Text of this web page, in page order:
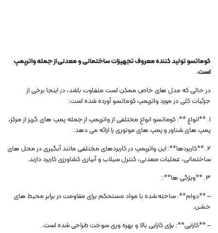
کوماتسو تولید کننده معروف تجهیزات ساختمانی و معدنی از جمله واترپمپ
است.
در حالی که مدل های خاص ممکن است متفاوت باشد، در اینجا برخی از
جزئیات کلی در مورد واترپمپ کوماتسو آورده شده است:
1. **انواع **: کوماتسو انواع مختلفی از واترپمپ از جمله پمپ های گریز از مرکز،
پمپ های شناور و پمپ های موتوری را ارائه می دهد.
2. **کاربردها**: این واترپمپ در کاربردهای مختلفی مانند آبگیری در محل های
ساختمانی، عملیات معدنی، کنترل سیلاب و آبیاری کشاورزی کاربرد دارند.
3. **ویژگی ها**:
– **دوام**: ساخته شده با مواد مستحکم برای مقاومت در برابر محیط های
خشن.
– **کارایی**: برای کارایی بالا و بهره وری سوخت طراحی شده است.